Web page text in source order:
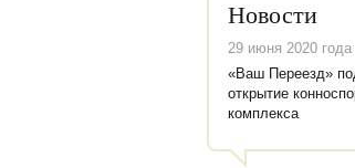
Новости
29 июня 2020 года
«Ваш Переезд»
открытие
комплекса